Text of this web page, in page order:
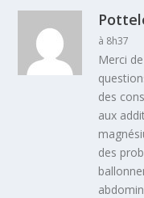
à 8h37
Merci
des
aux
des